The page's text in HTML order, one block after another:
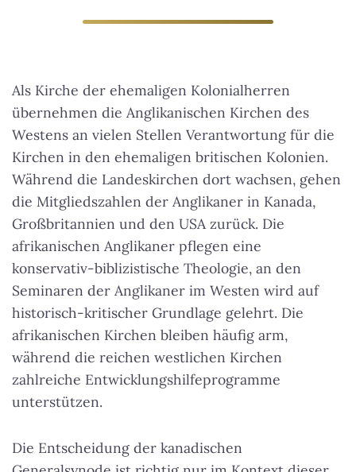
Als Kirche der ehemaligen Kolonialherren
übernehmen die Anglikanischen Kirchen des
Westens an vielen Stellen Verantwortung für die
Kirchen in den ehemaligen britischen Kolonien.
Während die Landeskirchen dort wachsen, gehen
die Mitgliedszahlen der Anglikaner in Kanada,
Großbritannien und den USA zurück. Die
afrikanischen Anglikaner pflegen eine
konservativ-biblizistische Theologie, an den
Seminaren der Anglikaner im Westen wird auf
historisch-kritischer Grundlage gelehrt. Die
afrikanischen Kirchen bleiben häufig arm,
während die reichen westlichen Kirchen
zahlreiche Entwicklungshilfeprogramme
unterstützen.
Die Entscheidung der kanadischen